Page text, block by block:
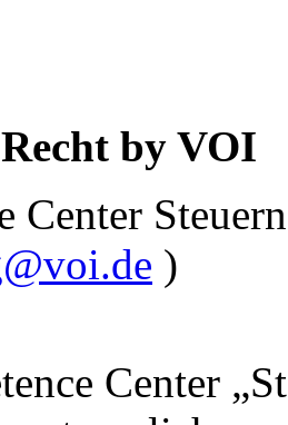
by VOI
Center
)
Center